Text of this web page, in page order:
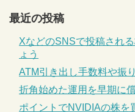
最近の投稿
XなどのSNSで投稿され
ょう
ATM引き出し手数料や振
折角始めた運用を早期に
ポイントでNVIDIAの株を